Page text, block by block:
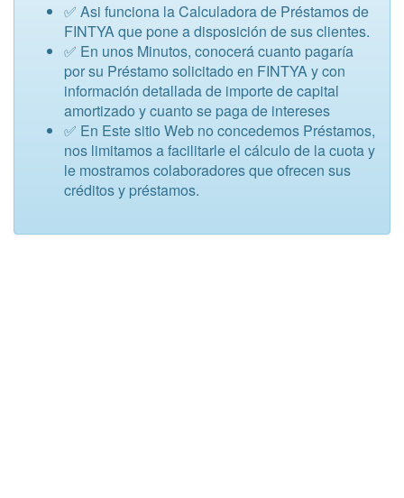
✅ Asi funciona la Calculadora de Préstamos de
FINTYA que pone a disposición de sus clientes.
✅ En unos Minutos, conocerá cuanto pagaría
por su Préstamo solicitado en FINTYA y con
información detallada de importe de capital
amortizado y cuanto se paga de intereses
✅ En Este sitio Web no concedemos Préstamos,
nos limitamos a facilitarle el cálculo de la cuota y
le mostramos colaboradores que ofrecen sus
créditos y préstamos.